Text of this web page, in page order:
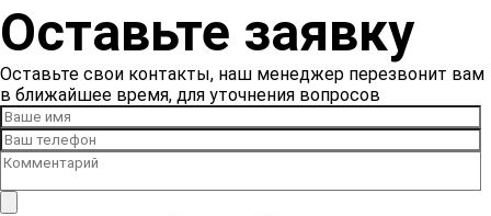
Оставьте заявку
Оставьте свои контакты, наш менеджер перезвонит вам
в ближайшее время, для уточнения вопросов